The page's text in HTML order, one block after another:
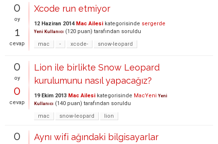
0
oy
1
cevap
Xcode run etmiyor
12 Haziran 2014 Mac Ailesi kategorisinde sergerde
Yeni Kullanıcı (120 puan) tarafından soruldu
mac
- xcode- snow-leopard
0
oy
0
cevap
Lion ile birlikte Snow Leopard
kurulumunu nasıl yapacağız?
19 Ekim 2013 Mac Ailesi kategorisinde MacYeni Yeni
Kullanıcı (140 puan) tarafından soruldu
mac
snow-leopard lion
0
Aynı wifi ağındaki bilgisayarlar